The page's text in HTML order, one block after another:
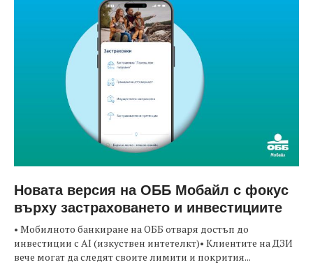
Новата версия на ОББ Мобайл с фокус
върху застраховането и инвестициите
• Мобилното банкиране на ОББ отваря достъп до
инвестиции с AI (изкуствен интетелкт)• Клиентите на ДЗИ
вече могат да следят своите лимити и покрития...